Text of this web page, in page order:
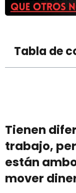
Tabla de
Tienen
trabajo,
están
mover